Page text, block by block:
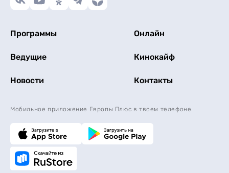
Программы Онлайн
Ведущие Кинокайф
Новости Контакты
Мобильное приложение Европы Плюс в твоем телефоне.